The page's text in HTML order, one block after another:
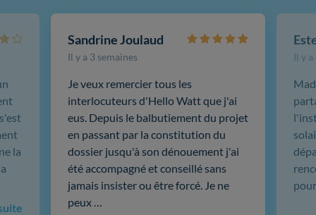
Sandrine Joulaud
Il y a 3 semaines
Je veux remercier tous les
interlocuteurs d'Hello Watt que j'ai
eus. Depuis le balbutiement du projet
en passant par la constitution du
dossier jusqu'à son dénouement j'ai
été accompagné et conseillé sans
jamais insister ou être forcé. Je ne
peux …
Il y
la